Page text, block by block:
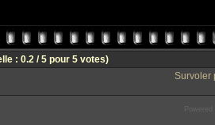
: 0.2 / 5 pour 5 votes)
Survoler